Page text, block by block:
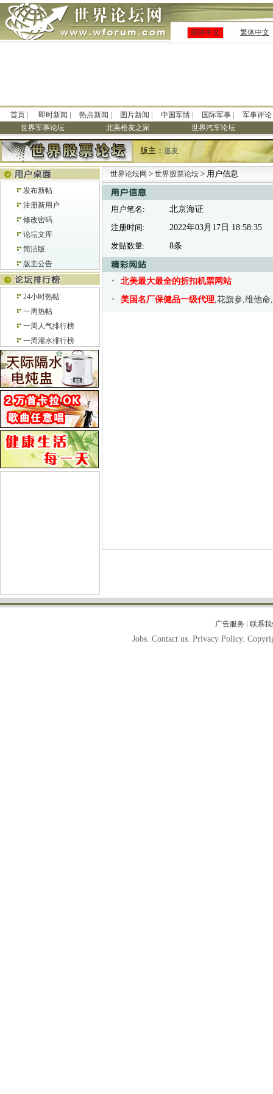
简体中文 繁体中文
首页 | 即时新闻 | 热点新闻 | 图片新闻 | 中国军情 | 国际军事 |
军事评论
世界军事论坛
北美枪友之家 世界汽车论坛
版主： 道友
发布新帖
注册新用户
修改密码
论坛文库
简洁版
版主公告
24小时热帖
一周热帖
一周人气排行榜
一周灌水排行榜
世界论坛网 > 世界股票论坛 > 用户信息
用户笔名:
北京海证
注册时间:
2022年03月17日 18:58:35
发贴数量:
8条
北美最大最全的折扣机票网站
美国名厂保健品一级代理,花旗参,维他
广告服务 | 联系
Jobs. Contact us. Privacy Policy.